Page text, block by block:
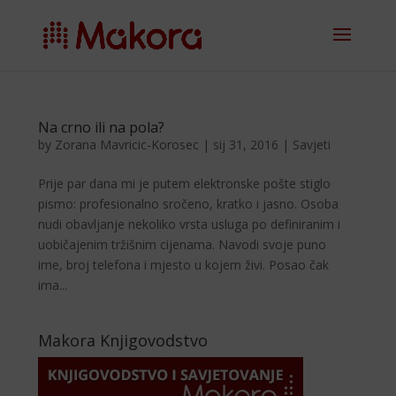
Na crno ili na pola?
by Zorana Mavricic-Korosec | sij 31, 2016 | Savjeti
Prije par dana mi je putem elektronske pošte stiglo
pismo: profesionalno sročeno, kratko i jasno. Osoba
nudi obavljanje ne­koliko vrsta usluga po defi­niranim i
uobičajenim tržiš­nim cijenama. Navodi svoje puno
ime, broj telefona i mje­sto u kojem živi. Posao čak
ima...
Makora Knjigovodstvo